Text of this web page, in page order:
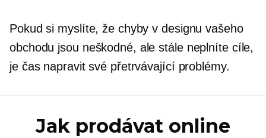
Pokud si myslíte, že chyby v designu vašeho
obchodu jsou neškodné, ale stále neplníte cíle,
je čas napravit své přetrvávající problémy.
Jak prodávat online